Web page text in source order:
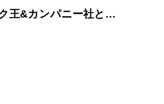
プレミアグループ、バイク王&カンパニー社との合弁会社「RIDE＆LINK」が...